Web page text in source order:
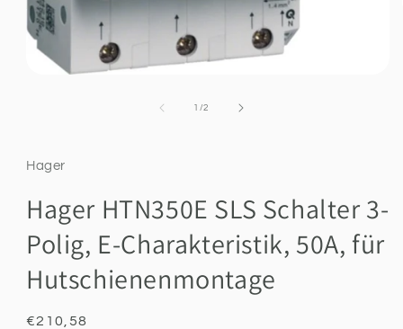
1 /Ab
2
Hager
Hager HTN350E SLS Schalter 3-
Polig, E-Charakteristik, 50A, für
Hutschienenmontage
Normaler
€210,58